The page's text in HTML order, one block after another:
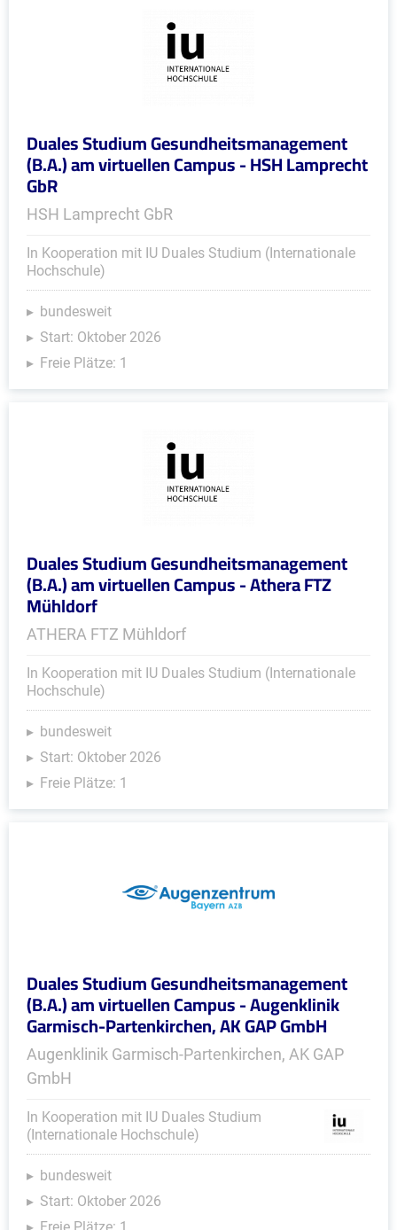
Duales Studium Gesundheitsmanagement
(B.A.) am virtuellen Campus - HSH Lamprecht
GbR
HSH Lamprecht GbR
In Kooperation mit IU Duales Studium (Internationale
Hochschule)
bundesweit
Start: Oktober 2026
Freie Plätze: 1
Duales Studium Gesundheitsmanagement
(B.A.) am virtuellen Campus - Athera FTZ
Mühldorf
ATHERA FTZ Mühldorf
In Kooperation mit IU Duales Studium (Internationale
Hochschule)
bundesweit
Start: Oktober 2026
Freie Plätze: 1
Duales Studium Gesundheitsmanagement
(B.A.) am virtuellen Campus - Augenklinik
Garmisch-Partenkirchen, AK GAP GmbH
Augenklinik Garmisch-Partenkirchen, AK GAP
GmbH
In Kooperation mit IU Duales Studium
(Internationale Hochschule)
bundesweit
Start: Oktober 2026